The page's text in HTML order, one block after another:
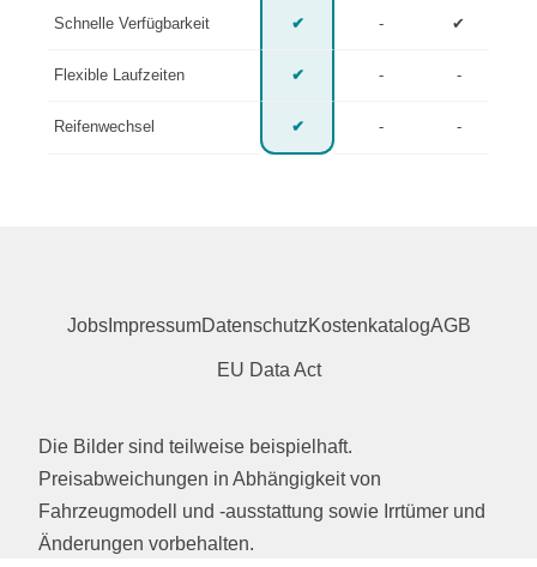
Schnelle Verfügbarkeit ✔ - ✔
Flexible Laufzeiten ✔ - -
Reifenwechsel ✔ - -
JobsImpressumDatenschutzKostenkatalogAGB
EU Data Act
Die Bilder sind teilweise beispielhaft.
Preisabweichungen in Abhängigkeit von
Fahrzeugmodell und -ausstattung sowie Irrtümer und
Änderungen vorbehalten.